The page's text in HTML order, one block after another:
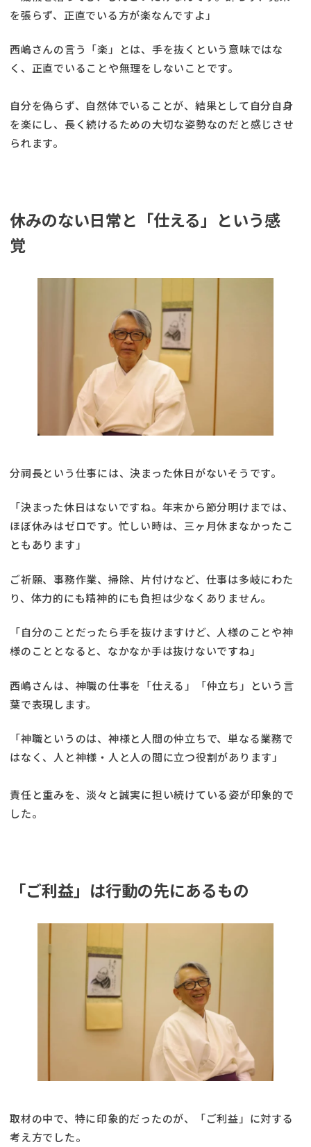
を張らず、正直でいる方が楽なんですよ」
西嶋さんの言う「楽」とは、手を抜くという意味ではな
く、正直でいることや無理をしないことです。
自分を偽らず、自然体でいることが、結果として自分自身
を楽にし、長く続けるための大切な姿勢なのだと感じさせ
られます。
休みのない日常と「仕える」という感
覚
分祠長という仕事には、決まった休日がないそうです。
「決まった休日はないですね。年末から節分明けまでは、
ほぼ休みはゼロです。忙しい時は、三ヶ月休まなかったこ
ともあります」
ご祈願、事務作業、掃除、片付けなど、仕事は多岐にわた
り、体力的にも精神的にも負担は少なくありません。
「自分のことだったら手を抜けますけど、人様のことや神
様のこととなると、なかなか手は抜けないですね」
西嶋さんは、神職の仕事を「仕える」「仲立ち」という言
葉で表現します。
「神職というのは、神様と人間の仲立ちで、単なる業務で
はなく、人と神様・人と人の間に立つ役割があります」
責任と重みを、淡々と誠実に担い続けている姿が印象的で
した。
「ご利益」は行動の先にあるもの
取材の中で、特に印象的だったのが、「ご利益」に対する
考え方でした。